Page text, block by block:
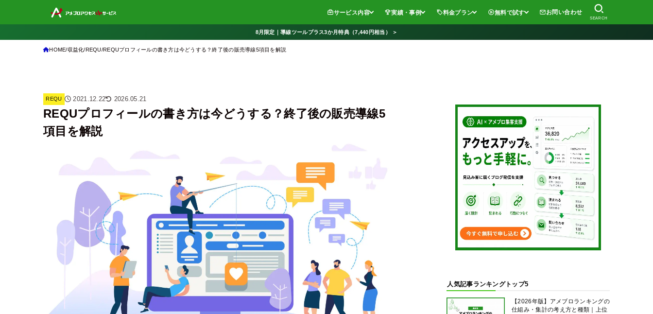
サービス内容 実績・事例 料金プラン 無料で試す お問い合わせ
SEARCH
8月限定｜導線ツールプラス3か月特典（7,440円相当） ＞
HOME 収益化 REQU REQUプロフィールの書き方は今どうする？終了後の販売導線5項目を解説
REQU 2021.12.22 2026.05.21
REQUプロフィールの書き方は今どうする？終了後の販売導線5
項目を解説
人気記事ランキングトップ5
【2026年版】アメブロランキングの
仕組み・集計の考え方と種類｜上位